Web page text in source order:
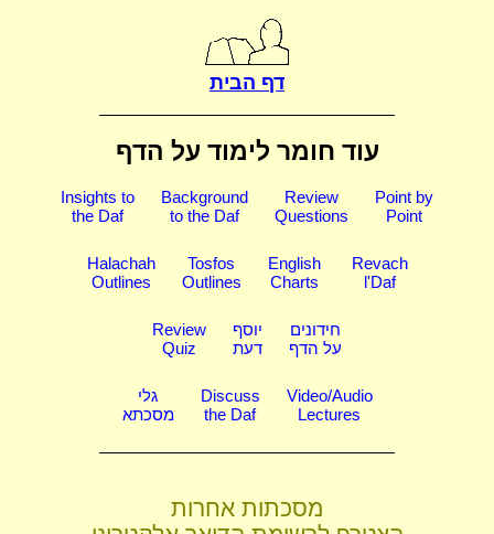
דף הבית
עוד חומר לימוד על הדף
Insights to
the Daf
Background
to the Daf
Review
Questions
Point by
Point
Halachah
Outlines
Tosfos
Outlines
English
Charts
Revach
l'Daf
Review
Quiz
יוסף
דעת
חידונים
על הדף
גלי
מסכתא
Discuss
the Daf
Video/Audio
Lectures
מסכתות אחרות